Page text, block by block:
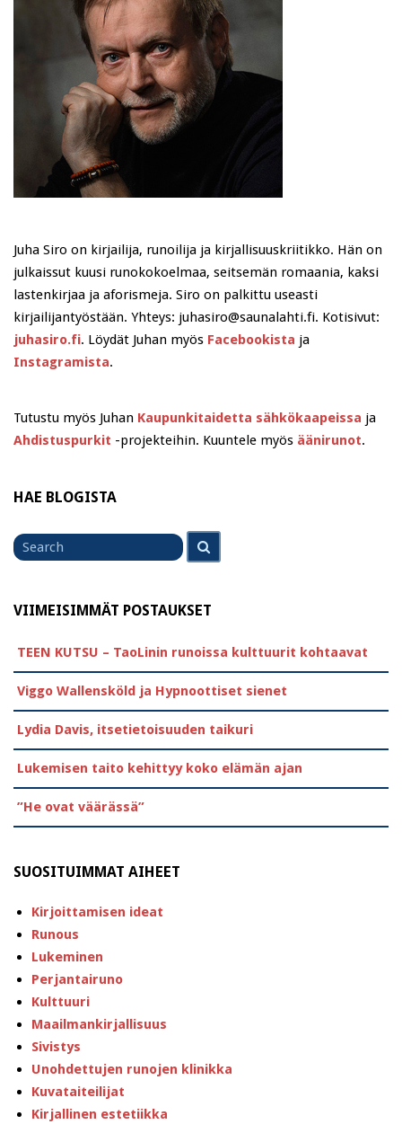
Juha Siro on kirjailija, runoilija ja kirjallisuuskriitikko. Hän on
julkaissut kuusi runokokoelmaa, seitsemän romaania, kaksi
lastenkirjaa ja aforismeja. Siro on palkittu useasti
kirjailijantyöstään. Yhteys: juhasiro@saunalahti.fi. Kotisivut:
juhasiro.fi. Löydät Juhan myös Facebookista ja
Instagramista.
Tutustu myös Juhan Kaupunkitaidetta sähkökaapeissa ja
Ahdistuspurkit -projekteihin. Kuuntele myös äänirunot.
HAE BLOGISTA
Search
for
VIIMEISIMMÄT POSTAUKSET
TEEN KUTSU – TaoLinin runoissa kulttuurit kohtaavat
Viggo Wallensköld ja Hypnoottiset sienet
Lydia Davis, itsetietoisuuden taikuri
Lukemisen taito kehittyy koko elämän ajan
”He ovat väärässä”
SUOSITUIMMAT AIHEET
Kirjoittamisen ideat
Runous
Lukeminen
Perjantairuno
Kulttuuri
Maailmankirjallisuus
Sivistys
Unohdettujen runojen klinikka
Kuvataiteilijat
Kirjallinen estetiikka